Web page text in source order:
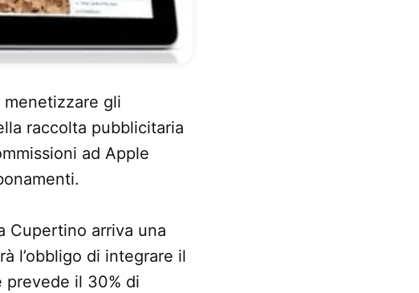
menetizzare gli
raccolta pubblicitaria
ad Apple
Cupertino arriva una
l’obbligo di integrare il
prevede il 30% di